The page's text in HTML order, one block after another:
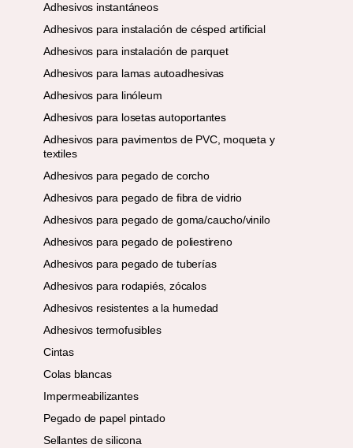
Adhesivos instantáneos
Adhesivos para instalación de césped artificial
Adhesivos para instalación de parquet
Adhesivos para lamas autoadhesivas
Adhesivos para linóleum
Adhesivos para losetas autoportantes
Adhesivos para pavimentos de PVC, moqueta y
textiles
Adhesivos para pegado de corcho
Adhesivos para pegado de fibra de vidrio
Adhesivos para pegado de goma/caucho/vinilo
Adhesivos para pegado de poliestireno
Adhesivos para pegado de tuberías
Adhesivos para rodapiés, zócalos
Adhesivos resistentes a la humedad
Adhesivos termofusibles
Cintas
Colas blancas
Impermeabilizantes
Pegado de papel pintado
Sellantes de silicona